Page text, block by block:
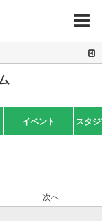
MENU
イベント スタ
次へ